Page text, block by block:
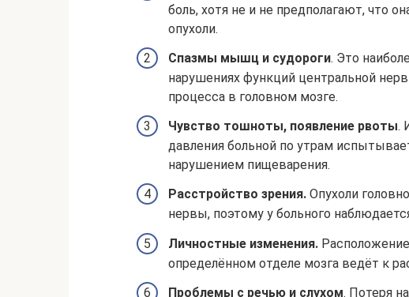
боль, хотя не и не предполагают, что
опухоли.
Спазмы мышц и судороги. Это
нарушениях функций центральной
процесса в головном мозге.
Чувство тошноты, появление рвоты.
давления больной по утрам
нарушением пищеварения.
Расстройство зрения. Опухоли
нервы, поэтому у больного
Личностные изменения.
определённом отделе мозга ведёт к
Проблемы с речью и слухом. Потеря